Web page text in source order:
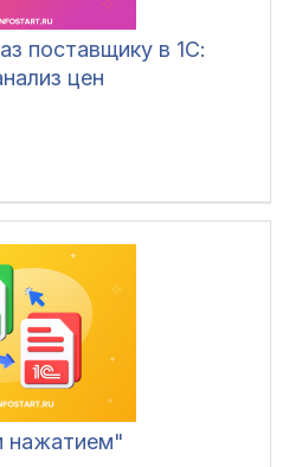
поставщику в 1С:
цен
нажатием"